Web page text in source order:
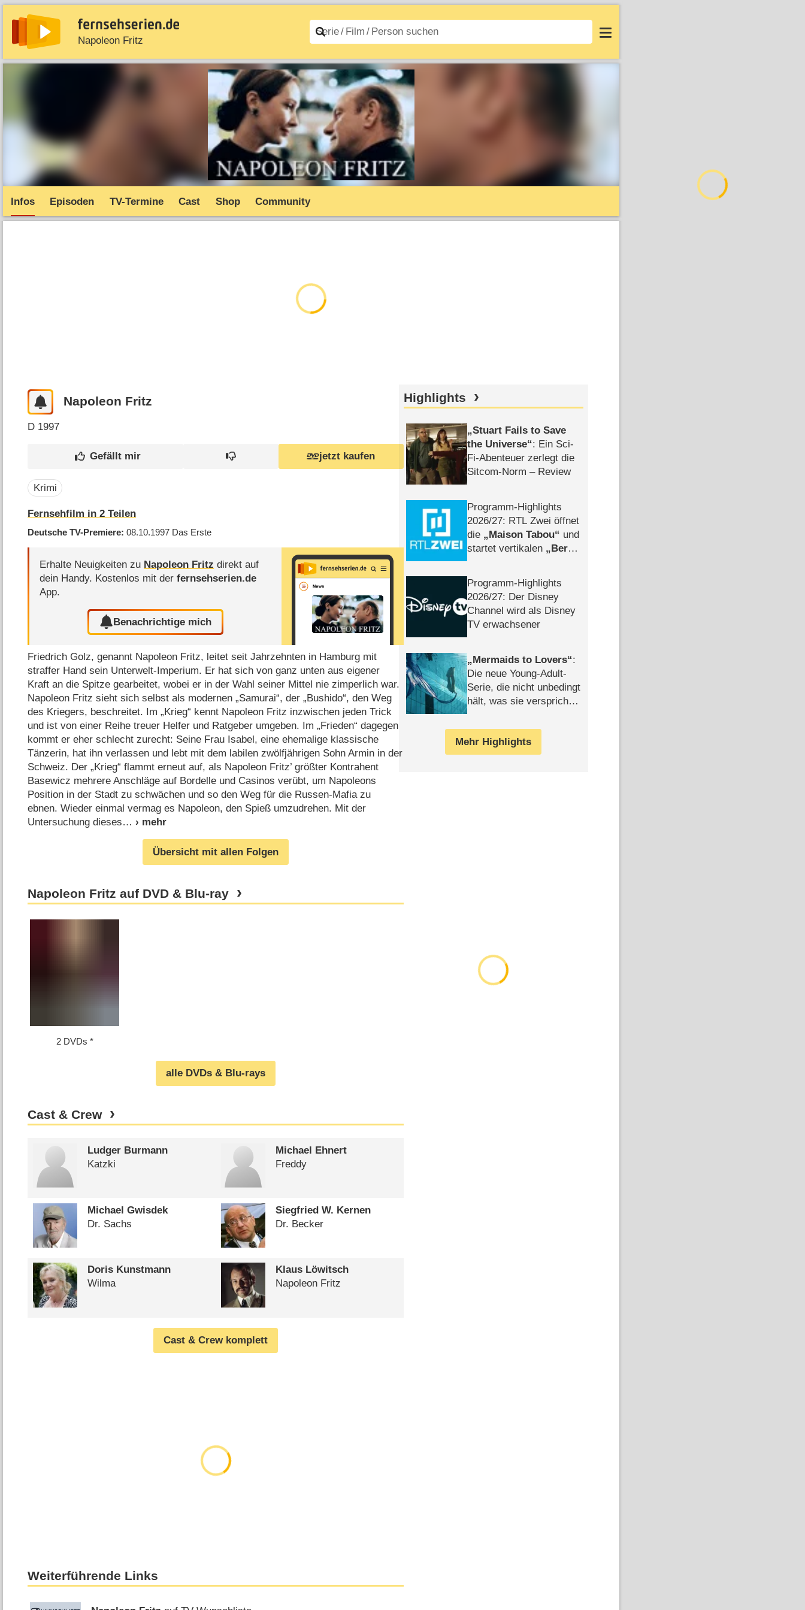
Napoleon Fritz
News Entdecken Streaming Filme A–Z Login
Infos Episoden TV-Termine Cast Shop Community
Napoleon Fritz
D 1997
jetzt kaufen
Krimi
Fernsehfilm in 2 Teilen
Deutsche TV-Premiere 08.10.1997 Das Erste
Erhalte Neuigkeiten zu Napoleon Fritz direkt auf
dein Handy. Kostenlos mit derfernsehserien.de
App.
Benachrichtige mich
Friedrich Golz, genannt Napoleon Fritz, leitet seit Jahrzehnten in Hamburg mit
straffer Hand sein Unterwelt-Imperium. Er hat sich von ganz unten aus eigener
Kraft an die Spitze gearbeitet, wobei er in der Wahl seiner Mittel nie zimperlich war.
Napoleon Fritz sieht sich selbst als modernen „Samurai“, der „Bushido“, den Weg
des Kriegers, beschreitet. Im „Krieg“ kennt Napoleon Fritz inzwischen jeden Trick
und ist von einer Reihe treuer Helfer und Ratgeber umgeben. Im „Frieden“ dagegen
kommt er eher schlecht zurecht: Seine Frau Isabel, eine ehemalige klassische
Tänzerin, hat ihn verlassen und lebt mit dem labilen zwölfjährigen Sohn Armin in der
Schweiz. Der „Krieg“ flammt erneut auf, als Napoleon Fritz’ größter Kontrahent
Basewicz mehrere Anschläge auf Bordelle und Casinos verübt, um Napoleons
Position in der Stadt zu schwächen und so den Weg für die Russen-Mafia zu
ebnen. Wieder einmal vermag es Napoleon, den Spieß umzudrehen. Mit der
Untersuchung dieses
Übersicht mit allen Folgen
Napoleon Fritz auf DVD & Blu-ray
2 DVDs
alle DVDs & Blu-rays
Cast & Crew
Ludger Burmann
Katzki
Michael Ehnert
Freddy
Michael Gwisdek
Dr. Sachs
Siegfried W. Kernen
Dr. Becker
Doris Kunstmann
Wilma
Klaus Löwitsch
Napoleon Fritz
Cast & Crew komplett
Weiterführende Links
Highlights
Stuart Fails to Save
the Universe : Ein Sci-
Fi-Abenteuer zerlegt die
Sitcom-Norm – Review
Programm-Highlights
2026/​27: RTL Zwei öffnet
die
Maison Tabou
und
startet vertikalen
Berlin
Programm-Highlights
2026/​27: Der Disney
Channel wird als Disney
TV erwachsener
Mermaids to Lovers :
Die neue Young-Adult-
Serie, die nicht unbedingt
hält, was sie verspricht –
Mehr Highlights